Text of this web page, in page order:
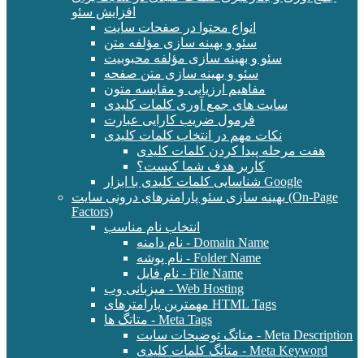
افزایش سئو
انواع محتوا در صفحات سایت
سئو و بهینه سازی مؤلفه متن
سئو و بهینه سازی مؤلفه محبوبیت
سئو و بهینه سازی متن صفحه
مفاهیم ارزیابی و مقایسه متون
سایت های جمع آوری کلمات کلیدی
فرمول ضریب کارایی عبارت
نکات مهم در انتخاب کلمات کلیدی
هفت مرحله پیدا کردن کلمات کلیدی
کاربر هدف شما کیست؟
شناسایی کلمات کلیدی با ابزار Google
بهینه سازی سئو پارامترهای درونی سایت (On-Page
Factors)
انتخاب نام مناسب
نام دامنه - Domain Name
نام پوشه - Folder Name
نام فایل - File Name
میزبانی وب - Web Hosting
مهمترین پارامترهای HTML Tags
متاتگ ها - Meta Tags
متاتگ توضیحات سایت - Meta Description
متاتگ کلمات کلیدی - Meta Keyword